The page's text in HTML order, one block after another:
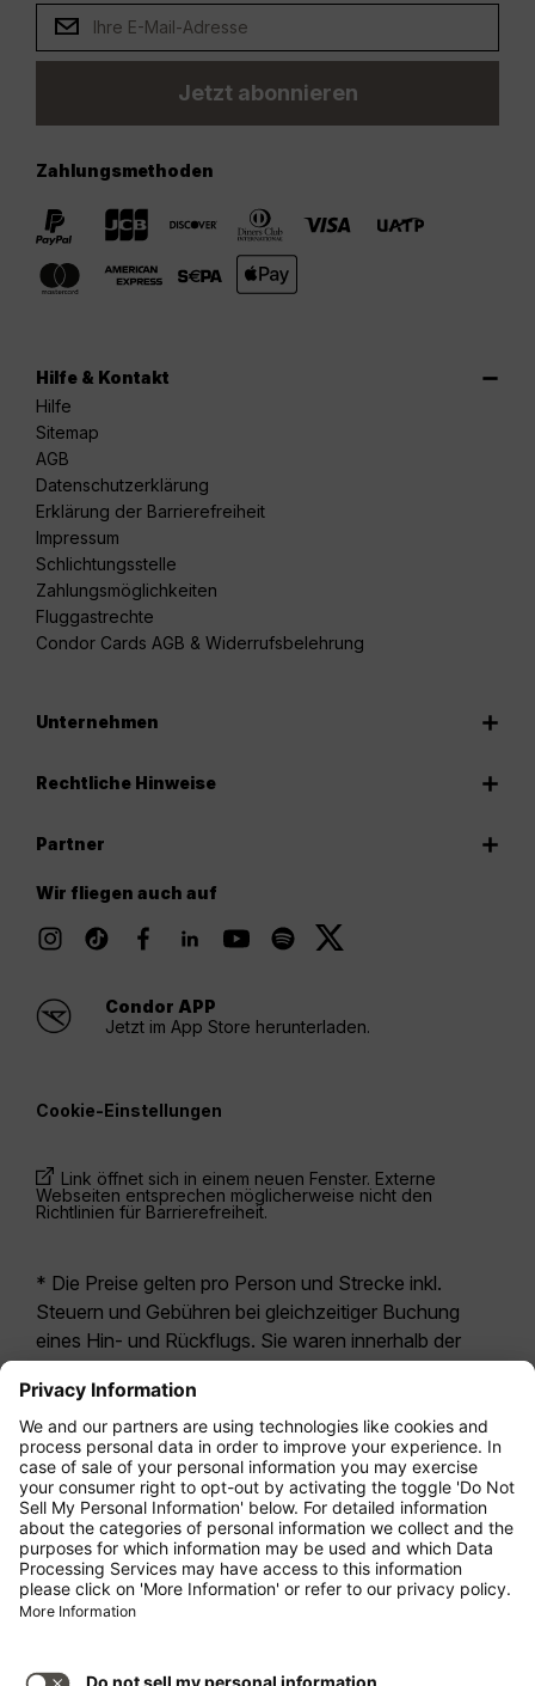
Jetzt abonnieren
Zahlungsmethoden
Hilfe & Kontakt
Hilfe
Sitemap
AGB
Datenschutzerklärung
Erklärung der Barrierefreiheit
Impressum
Schlichtungsstelle
Zahlungsmöglichkeiten
Fluggastrechte
Condor Cards AGB & Widerrufsbelehrung
Unternehmen
Rechtliche Hinweise
Partner
Wir fliegen auch auf
Condor APP
Jetzt im App Store herunterladen.
Cookie-Einstellungen
Link öffnet sich in einem neuen Fenster. Externe
Webseiten entsprechen möglicherweise nicht den
Richtlinien für Barrierefreiheit.
* Die Preise gelten pro Person und Strecke inkl.
Steuern und Gebühren bei gleichzeitiger Buchung
eines Hin- und Rückflugs. Sie waren innerhalb der
möglicherweise nicht mehr aktuell. Bei den für die
Economy Class angegebenen Tarifen handelt es
sich i.d.R. um Economy Zero, unsere restriktivste
Tarifoption. Es können hierfür zusätzliche Gebühren
fürAufgabegepäckoder für andere optionale
Leistungen anfallen. Es gelten dieAllgemeinen
Geschäftsbedingungen .